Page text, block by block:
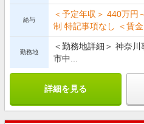
給与
＜予定年収＞ 440万円
制 特記事項なし ＜賃金
勤務地
＜勤務地詳細＞ 神奈
市中...
詳細を見る